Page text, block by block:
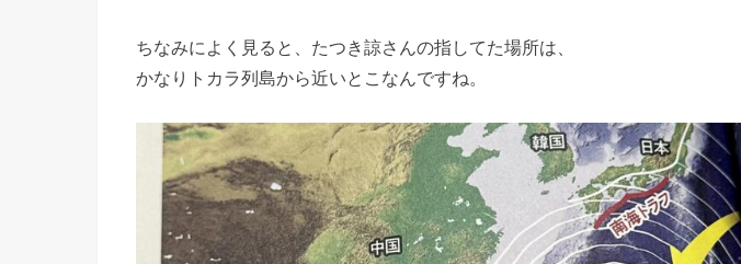
ちなみによく見ると、たつき諒さんの指してた場所は、
かなりトカラ列島から近いとこなんですね。